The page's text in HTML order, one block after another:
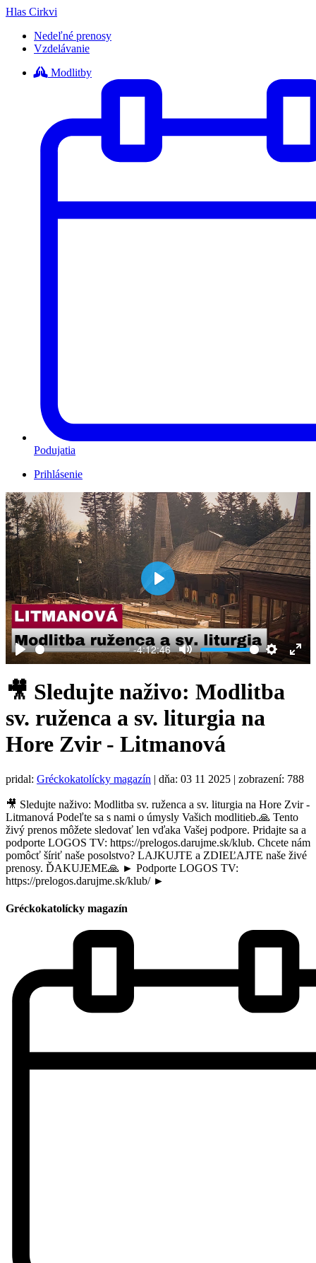
Hlas Cirkvi
Nedeľné prenosy
Vzdelávanie
Modlitby
Podujatia
Prihlásenie
Play
-4:12:46
Mute Settings
Play
🎥 Sledujte naživo: Modlitba
sv. ruženca a sv. liturgia na
Hore Zvir - Litmanová
pridal: Gréckokatolícky magazín | dňa: 03 11 2025 | zobrazení: 788
🎥 Sledujte naživo: Modlitba sv. ruženca a sv. liturgia na Hore Zvir -
Litmanová Podeľte sa s nami o úmysly Vašich modlitieb.🙏 Tento
živý prenos môžete sledovať len vďaka Vašej podpore. Pridajte sa a
podporte LOGOS TV: https://prelogos.darujme.sk/klub. Chcete nám
pomôcť šíriť naše posolstvo? LAJKUJTE a ZDIEĽAJTE naše živé
prenosy. ĎAKUJEME🙏 ► Podporte LOGOS TV:
https://prelogos.darujme.sk/klub/ ►
Gréckokatolícky magazín